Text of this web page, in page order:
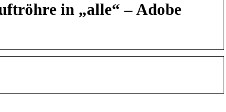
in „alle“ – Adobe